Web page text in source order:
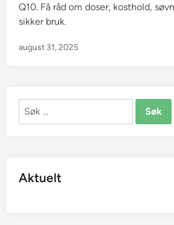
Q10. Få råd om doser, kosthold,
sikker bruk.
august 31, 2025
Søk
Aktuelt